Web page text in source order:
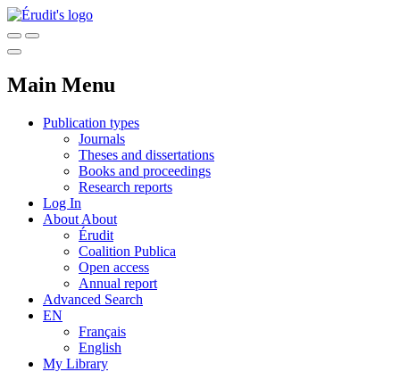
Main Menu
Publication types
Journals
Theses and dissertations
Books and proceedings
Research reports
Log In
About About
Érudit
Coalition Publica
Open access
Annual report
Advanced Search
EN
Français
English
My Library